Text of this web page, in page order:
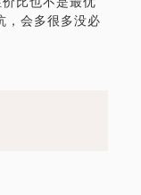
，会多很多没必